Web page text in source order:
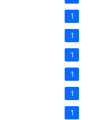
1
1
1
1
1
1